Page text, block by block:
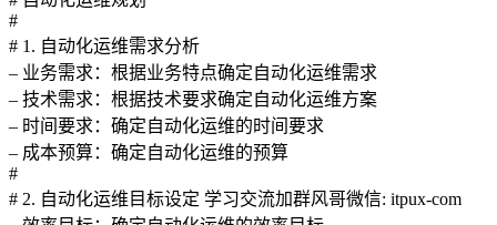
#
# 1. 自动化运维需求分析
– 业务需求：根据业务特点确定自动化运维需求
– 技术需求：根据技术要求确定自动化运维方案
– 时间要求：确定自动化运维的时间要求
– 成本预算：确定自动化运维的预算
#
# 2. 自动化运维目标设定 学习交流加群风哥微信: itpux-com